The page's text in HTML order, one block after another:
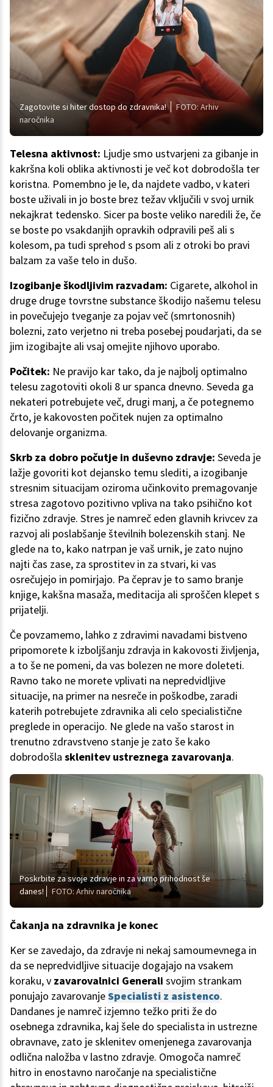
Zagotovite si hiter dostop do zdravnika!
FOTO: Arhiv
naročnika
Telesna aktivnost: Ljudje smo ustvarjeni za gibanje in
kakršna koli oblika aktivnosti je več kot dobrodošla ter
koristna. Pomembno je le, da najdete vadbo, v kateri
boste uživali in jo boste brez težav vključili v svoj urnik
nekajkrat tedensko. Sicer pa boste veliko naredili že, če
se boste po vsakdanjih opravkih odpravili peš ali s
kolesom, pa tudi sprehod s psom ali z otroki bo pravi
balzam za vaše telo in dušo.
Izogibanje škodljivim razvadam: Cigarete, alkohol in
druge druge tovrstne substance škodijo našemu telesu
in povečujejo tveganje za pojav več (smrtonosnih)
bolezni, zato verjetno ni treba posebej poudarjati, da se
jim izogibajte ali vsaj omejite njihovo uporabo.
Počitek: Ne pravijo kar tako, da je najbolj optimalno
telesu zagotoviti okoli 8 ur spanca dnevno. Seveda ga
nekateri potrebujete več, drugi manj, a če potegnemo
črto, je kakovosten počitek nujen za optimalno
delovanje organizma.
Skrb za dobro počutje in duševno zdravje: Seveda je
lažje govoriti kot dejansko temu slediti, a izogibanje
stresnim situacijam oziroma učinkovito premagovanje
stresa zagotovo pozitivno vpliva na tako psihično kot
fizično zdravje. Stres je namreč eden glavnih krivcev za
razvoj ali poslabšanje številnih bolezenskih stanj. Ne
glede na to, kako natrpan je vaš urnik, je zato nujno
najti čas zase, za sprostitev in za stvari, ki vas
osrečujejo in pomirjajo. Pa čeprav je to samo branje
knjige, kakšna masaža, meditacija ali sproščen klepet s
prijatelji.
Če povzamemo, lahko z zdravimi navadami bistveno
pripomorete k izboljšanju zdravja in kakovosti življenja,
a to še ne pomeni, da vas bolezen ne more doleteti.
Ravno tako ne morete vplivati na nepredvidljive
situacije, na primer na nesreče in poškodbe, zaradi
katerih potrebujete zdravnika ali celo specialistične
preglede in operacijo. Ne glede na vašo starost in
trenutno zdravstveno stanje je zato še kako
dobrodošla sklenitev ustreznega zavarovanja.
Poskrbite za svoje zdravje in za varno prihodnost še
danes!
FOTO: Arhiv naročnika
Čakanja na zdravnika je konec
Ker se zavedajo, da zdravje ni nekaj samoumevnega in
da se nepredvidljive situacije dogajajo na vsakem
koraku, v zavarovalnici Generali svojim strankam
ponujajo zavarovanjeSpecialisti z asistenco.
Dandanes je namreč izjemno težko priti že do
osebnega zdravnika, kaj šele do specialista in ustrezne
obravnave, zato je sklenitev omenjenega zavarovanja
odlična naložba v lastno zdravje. Omogoča namreč
hitro in enostavno naročanje na specialistične